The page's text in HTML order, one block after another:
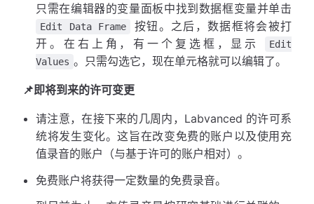
只需在编辑器的变量面板中找到数据框变量并单击
Edit Data Frame
按钮。之后，数据框将会被打
开。在右上角，有一个复选框，显示
Edit
Values 。只需勾选它，现在单元格就可以编辑了。
📌即将到来的许可变更
请注意，在接下来的几周内，Labvanced 的许可系
统将发生变化。这旨在改变免费的账户以及使用充
值录音的账户（与基于许可的账户相对）。
免费账户将获得一定数量的免费录音。